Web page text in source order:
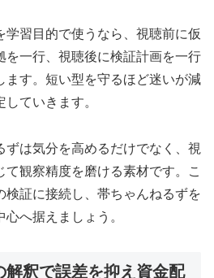
学習目的で使うなら、視聴前に仮
を一行、視聴後に検証計画を一行
ます。短い型を守るほど迷いが減
ていきます。
ずは気分を高めるだけでなく、視
て観察精度を磨ける素材です。こ
検証に接続し、帯ちゃんねるずを
へ据えましょう。
解釈で誤差を抑え資金配